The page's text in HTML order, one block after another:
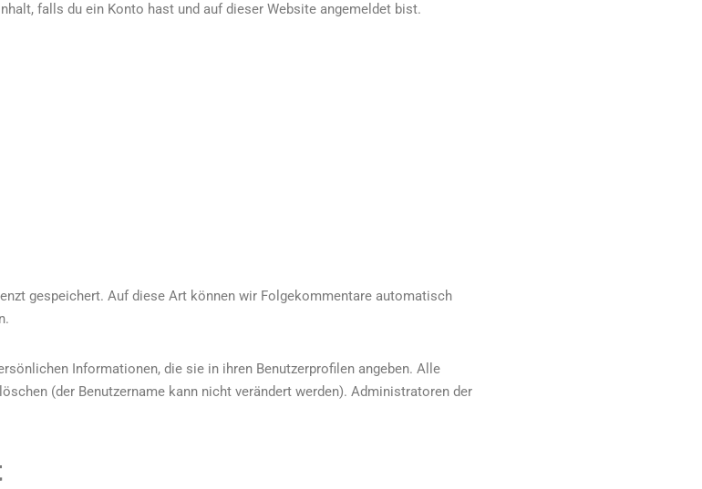
falls du ein Konto hast und auf dieser Website angemeldet bist.
gespeichert. Auf diese Art können wir Folgekommentare automatisch
Informationen, die sie in ihren Benutzerprofilen angeben. Alle
(der Benutzername kann nicht verändert werden). Administratoren der